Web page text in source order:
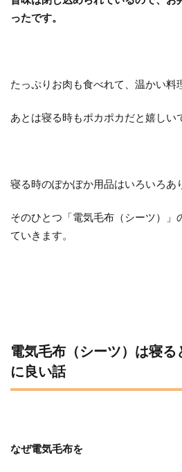
ったです。
たっぷりお肉も食べれて、温かい料
あとは寝る時もポカポカだと嬉しい
寝る時のぽかぽか用品はいろいろあ
そのひとつ「電気毛布（シーツ）」
ていきます。
電気毛布（シーツ）は寝
に良い話
なぜ電気毛布を